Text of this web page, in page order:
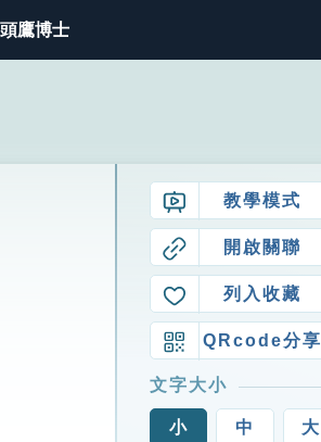
鷹博士
教學模式
開啟關聯
列入收藏
QRcode分享
文字大小
小 中 大